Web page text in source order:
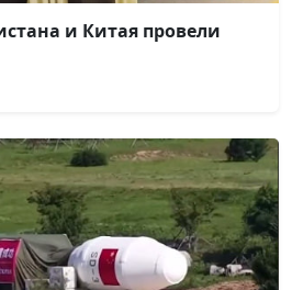
и Китая провели